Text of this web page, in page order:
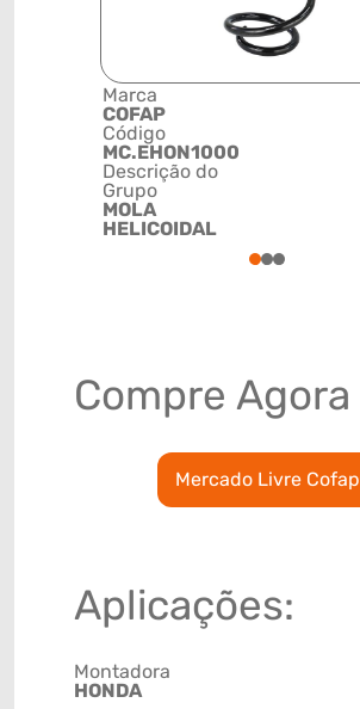
Marca
COFAP
Código
MC.EHON1000
Descrição do
Grupo
MOLA
HELICOIDAL
123
Compre Agora
Mercado Livre Cofap
Aplicações:
Montadora
HONDA